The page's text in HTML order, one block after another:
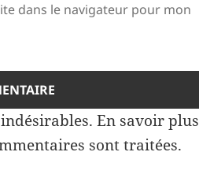
dans le navigateur pour mon
En savoir plus
sont traitées.